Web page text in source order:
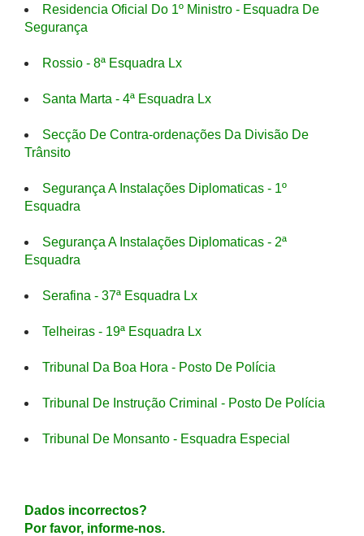
Residencia Oficial Do 1º Ministro - Esquadra De
Segurança
Rossio - 8ª Esquadra Lx
Santa Marta - 4ª Esquadra Lx
Secção De Contra-ordenações Da Divisão De
Trânsito
Segurança A Instalações Diplomaticas - 1º
Esquadra
Segurança A Instalações Diplomaticas - 2ª
Esquadra
Serafina - 37ª Esquadra Lx
Telheiras - 19ª Esquadra Lx
Tribunal Da Boa Hora - Posto De Polícia
Tribunal De Instrução Criminal - Posto De Polícia
Tribunal De Monsanto - Esquadra Especial
Dados incorrectos?
Por favor, informe-nos.